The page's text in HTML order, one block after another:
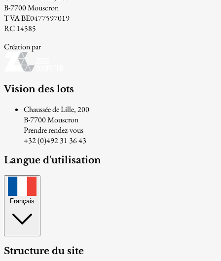
B-7700 Mouscron
TVA BE0477597019
RC 14585
Création par
Vision des lots
Chaussée de Lille, 200
B-7700 Mouscron
Prendre rendez-vous
+32 (0)492 31 36 43
Langue d'utilisation
Français
Structure du site